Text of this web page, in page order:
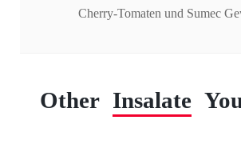
Cherry-Tomaten und Sumec
Other Insalate